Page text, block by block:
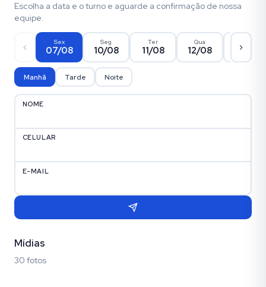
Escolha a data e o turno e aguarde a confirmação de nossa
equipe.
Sex
07/08
Seg
10/08
Ter
11/08
Qua
12/08 13/08
Manhã Tarde Noite
NOME
CELULAR
E-MAIL
Mídias
30 fotos